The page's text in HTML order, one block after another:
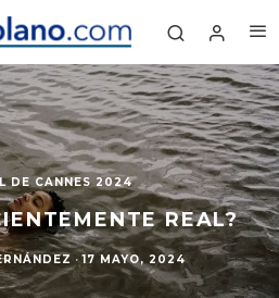
DE CANNES 2024
REAL?
· 17 MAYO, 2024